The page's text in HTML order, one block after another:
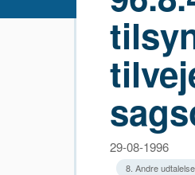
29-08-1996
8. Andre